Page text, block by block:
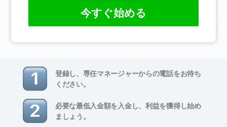
今すぐ始める
登録し、専任マネージャーからの電話をお待ち
ください。
必要な最低入金額を入金し、利益を獲得し始め
ましょう。